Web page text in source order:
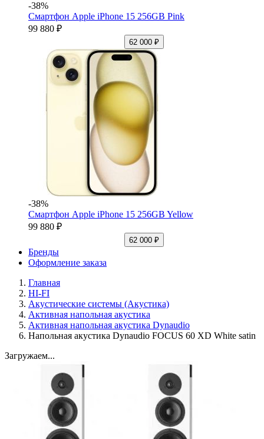
-38%
Смартфон Apple iPhone 15 256GB Pink
99 880 ₽
62 000 ₽
-38%
Смартфон Apple iPhone 15 256GB Yellow
99 880 ₽
62 000 ₽
Бренды
Оформление заказа
Главная
HI-FI
Акустические системы (Акустика)
Активная напольная акустика
Активная напольная акустика Dynaudio
Напольная акустика Dynaudio FOCUS 60 XD White satin
Загружаем...